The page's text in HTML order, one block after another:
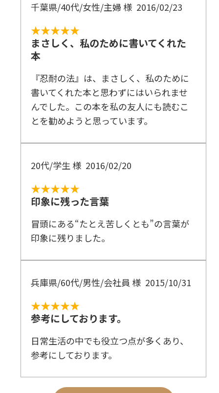
千葉県/40代/女性/主婦 様 2016/02/23
★★★★★
まさしく、私のために書いてくれた
本
『忍耐の法』は、まさしく、私のために
書いてくれた本と思わずにはいられませ
んでした。この本を私の友人にも読むこ
とを勧めようと思っています。
20代/学生 様 2016/02/20
★★★★★
印象に残った言葉
冒頭にある“たとえ苦しくとも”の言葉が
印象に残りました。
兵庫県/60代/男性/会社員 様 2015/10/31
★★★★★
参考にしております。
日常生活の中でも役立つ点が多くあり、
参考にしております。